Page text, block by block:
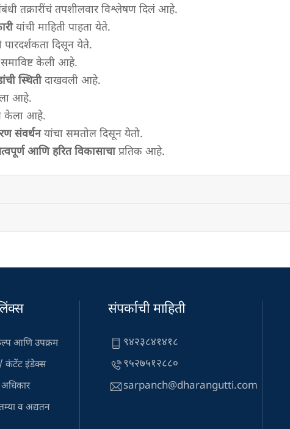
तक्रारींचं तपशीलवार विश्लेषण दिलं आहे.
यांची माहिती पाहता येते.
पारदर्शकता दिसून येते.
केली आहे.
स्थितीदाखवली आहे.
आहे.
केला आहे.
संवर्धनयांचा समतोल दिसून येतो.
आणि हरित विकासाचाप्रतिक आहे.
आणि उपक्रम
कंटेंट इंडेक्स
अधिकार
व अद्यतन
संपर्काची माहिती
९४२३८४१४१८
९५२७५१२८८०
sarpanch@dharangutti.com